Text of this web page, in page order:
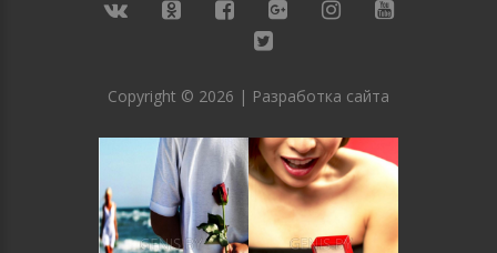
Copyright © 2026 | Разработка сайта